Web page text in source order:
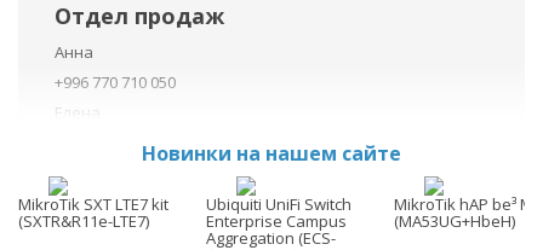
Отдел продаж
Анна
+996 770 710 050
Елена
+996 770 710 040
+996 755 710 050
Данил
+996 775 710 060
Новинки на нашем сайте
MikroTik SXT LTE7 kit
(SXTR&R11e-LTE7)
Ubiquiti UniFi Switch
Enterprise Campus
Aggregation (ECS-
MikroTik hAP be³
(MA53UG+HbeH)